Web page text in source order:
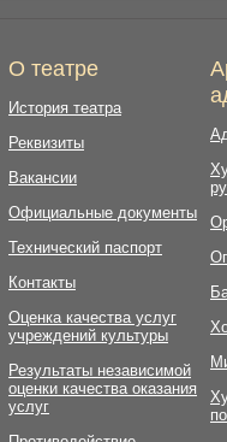
О театре
История театра
Реквизиты
Вакансии
Официальные документы
Технический паспорт
Контакты
Оценка качества услуг
учреждений культуры
Результаты независимой
оценки качества оказания
услуг